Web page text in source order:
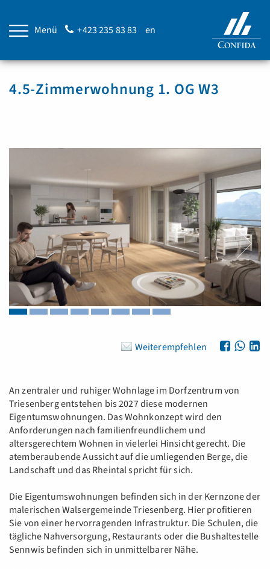
Menü +423 235 83 83 en
4.5-Zimmerwohnung 1. OG W3
Weiterempfehlen
An zentraler und ruhiger Wohnlage im Dorfzentrum von
Triesenberg entstehen bis 2027 diese modernen
Eigentumswohnungen. Das Wohnkonzept wird den
Anforderungen nach familienfreundlichem und
altersgerechtem Wohnen in vielerlei Hinsicht gerecht. Die
atemberaubende Aussicht auf die umliegenden Berge, die
Landschaft und das Rheintal spricht für sich.
Die Eigentumswohnungen befinden sich in der Kernzone der
malerischen Walsergemeinde Triesenberg. Hier profitieren
Sie von einer hervorragenden Infrastruktur. Die Schulen, die
tägliche Nahversorgung, Restaurants oder die Bushaltestelle
Sennwis befinden sich in unmittelbarer Nähe.